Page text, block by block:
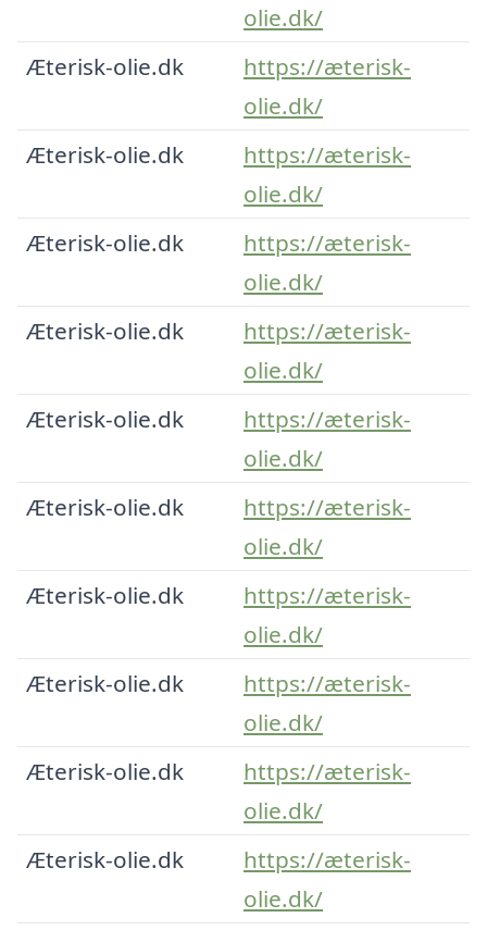
olie.dk/
Æterisk-olie.dk
https://æterisk-
olie.dk/
Æterisk-olie.dk
https://æterisk-
olie.dk/
Æterisk-olie.dk
https://æterisk-
olie.dk/
Æterisk-olie.dk
https://æterisk-
olie.dk/
Æterisk-olie.dk
https://æterisk-
olie.dk/
Æterisk-olie.dk
https://æterisk-
olie.dk/
Æterisk-olie.dk
https://æterisk-
olie.dk/
Æterisk-olie.dk
https://æterisk-
olie.dk/
Æterisk-olie.dk
https://æterisk-
olie.dk/
Æterisk-olie.dk
https://æterisk-
olie.dk/